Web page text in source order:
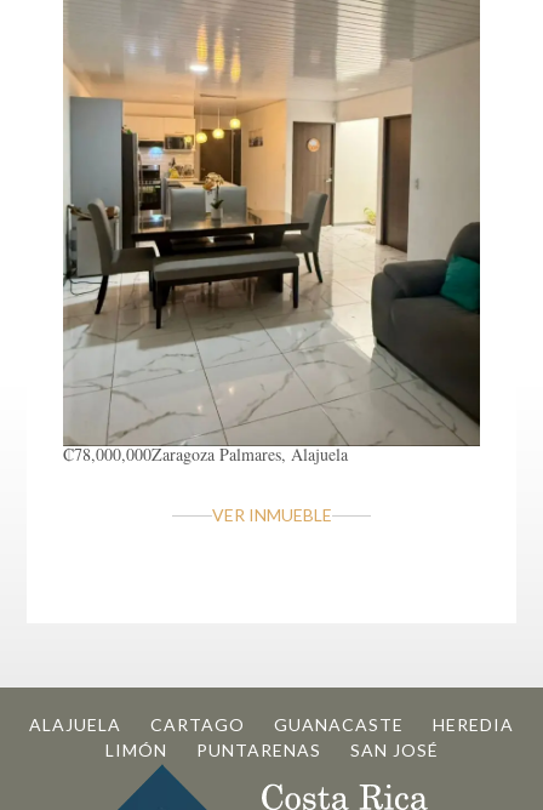
₡78,000,000ZaragozaPalmares, Alajuela
VER INMUEBLE
ALAJUELA CARTAGO GUANACASTE
HEREDIA
LIMÓN
PUNTARENAS SAN JOSÉ